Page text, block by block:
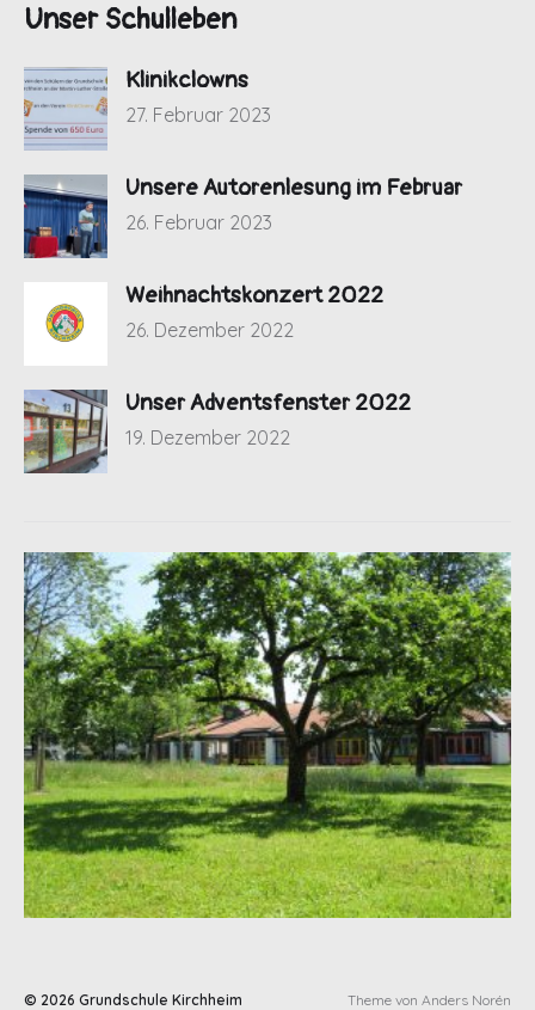
Unser Schulleben
Klinikclowns
27. Februar 2023
Unsere Autorenlesung im Februar
26. Februar 2023
Weihnachtskonzert 2022
26. Dezember 2022
Unser Adventsfenster 2022
19. Dezember 2022
© 2026 Grundschule Kirchheim Theme von Anders Norén